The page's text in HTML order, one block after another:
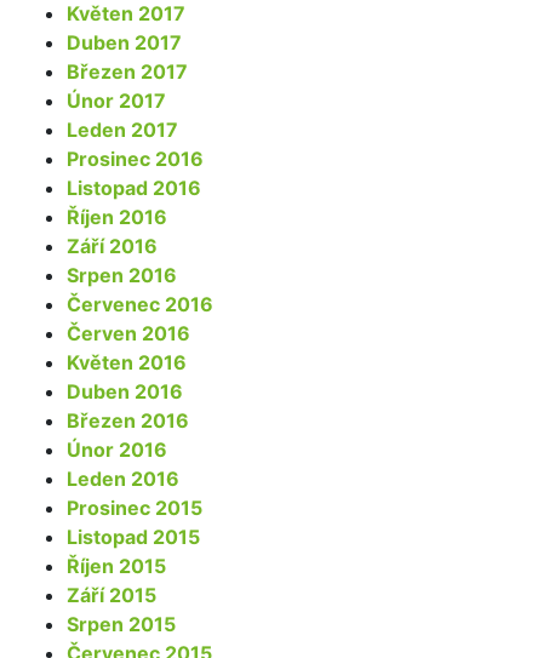
Květen 2017
Duben 2017
Březen 2017
Únor 2017
Leden 2017
Prosinec 2016
Listopad 2016
Říjen 2016
Září 2016
Srpen 2016
Červenec 2016
Červen 2016
Květen 2016
Duben 2016
Březen 2016
Únor 2016
Leden 2016
Prosinec 2015
Listopad 2015
Říjen 2015
Září 2015
Srpen 2015